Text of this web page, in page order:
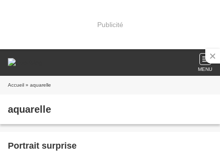
Publicité
MENU
Accueil » aquarelle
aquarelle
Portrait surprise